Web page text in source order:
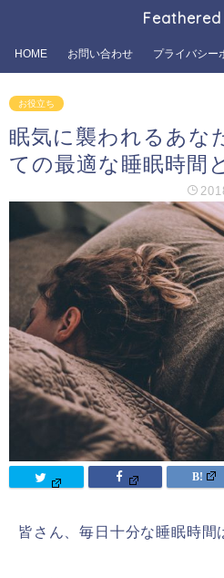
Feathered
HOME お問い合わせ プライバシー
お役立ち
眠気に襲われるあな
ての最適な睡眠時間
皆さん、毎日十分な睡眠時間